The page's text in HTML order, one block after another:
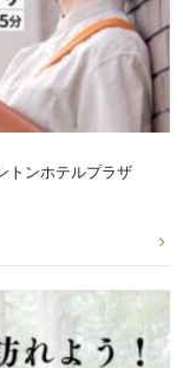
トンホテルプラザ